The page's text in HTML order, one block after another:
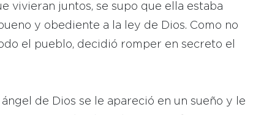
vivieran juntos, se supo que ella estaba
y obediente a la ley de Dios. Como no
el pueblo, decidió romper en secreto el
de Dios se le apareció en un sueño y le